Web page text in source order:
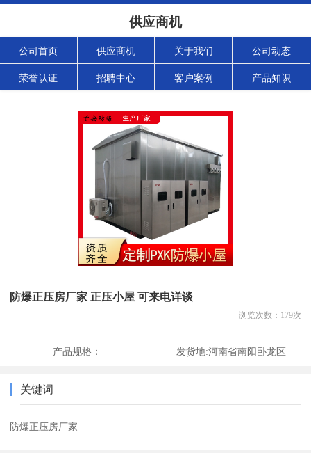
供应商机
公司首页 供应商机 关于我们 公司动态
荣誉认证 招聘中心 客户案例 产品知识
防爆正压房厂家 正压小屋 可来电详谈
浏览次数： 179次
产品规格： 发货地:河南省南阳卧龙区
关键词
防爆正压房厂家